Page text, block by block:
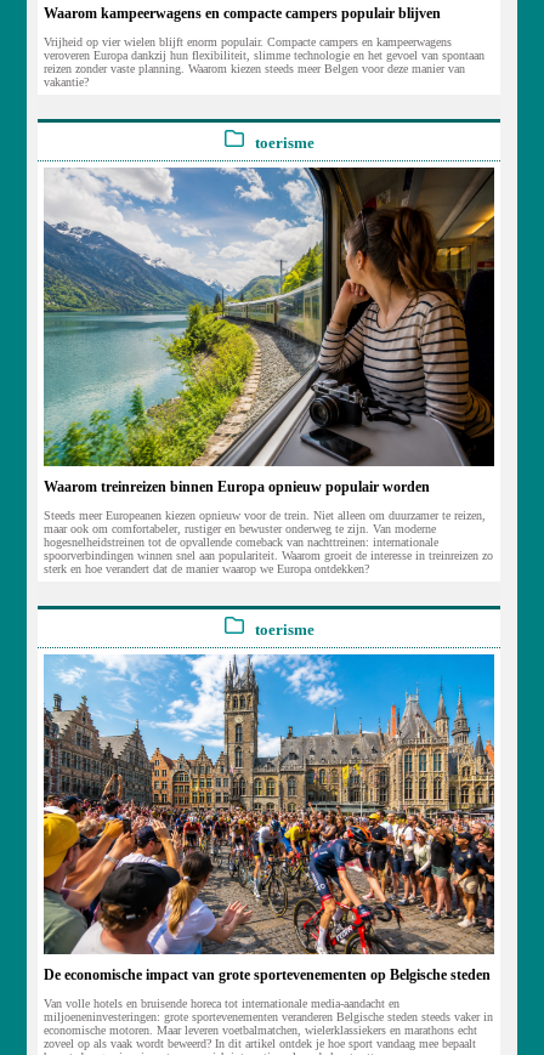
Waarom kampeerwagens en compacte campers populair blijven
Vrijheid op vier wielen blijft enorm populair. Compacte campers en kampeerwagens
veroveren Europa dankzij hun flexibiliteit, slimme technologie en het gevoel van spontaan
reizen zonder vaste planning. Waarom kiezen steeds meer Belgen voor deze manier van
vakantie?
toerisme
Waarom treinreizen binnen Europa opnieuw populair worden
Steeds meer Europeanen kiezen opnieuw voor de trein. Niet alleen om duurzamer te reizen,
maar ook om comfortabeler, rustiger en bewuster onderweg te zijn. Van moderne
hogesnelheidstreinen tot de opvallende comeback van nachttreinen: internationale
spoorverbindingen winnen snel aan populariteit. Waarom groeit de interesse in treinreizen zo
sterk en hoe verandert dat de manier waarop we Europa ontdekken?
toerisme
De economische impact van grote sportevenementen op Belgische steden
Van volle hotels en bruisende horeca tot internationale media-aandacht en
miljoeneninvesteringen: grote sportevenementen veranderen Belgische steden steeds vaker in
economische motoren. Maar leveren voetbalmatchen, wielerklassiekers en marathons echt
zoveel op als vaak wordt beweerd? In dit artikel ontdek je hoe sport vandaag mee bepaalt